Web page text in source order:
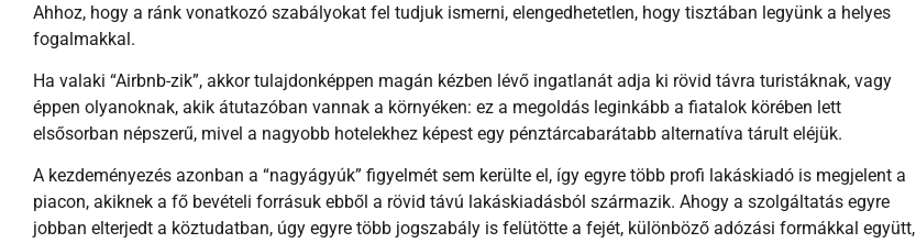
Ahhoz, hogy a ránk vonatkozó szabályokat fel tudjuk ismerni, elengedhetetlen, hogy tisztában legyünk a helyes
fogalmakkal.
Ha valaki “Airbnb-zik”, akkor tulajdonképpen magán kézben lévő ingatlanát adja ki rövid távra turistáknak, vagy
éppen olyanoknak, akik átutazóban vannak a környéken: ez a megoldás leginkább a fiatalok körében lett
elsősorban népszerű, mivel a nagyobb hotelekhez képest egy pénztárcabarátabb alternatíva tárult eléjük.
A kezdeményezés azonban a “nagyágyúk” figyelmét sem kerülte el, így egyre több profi lakáskiadó is megjelent a
piacon, akiknek a fő bevételi forrásuk ebből a rövid távú lakáskiadásból származik. Ahogy a szolgáltatás egyre
jobban elterjedt a köztudatban, úgy egyre több jogszabály is felütötte a fejét, különböző adózási formákkal együtt,